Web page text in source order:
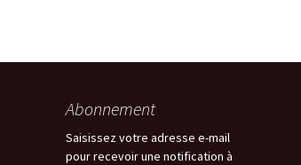
Abonnement
Saisissez votre adresse e-mail
pour recevoir une notification à